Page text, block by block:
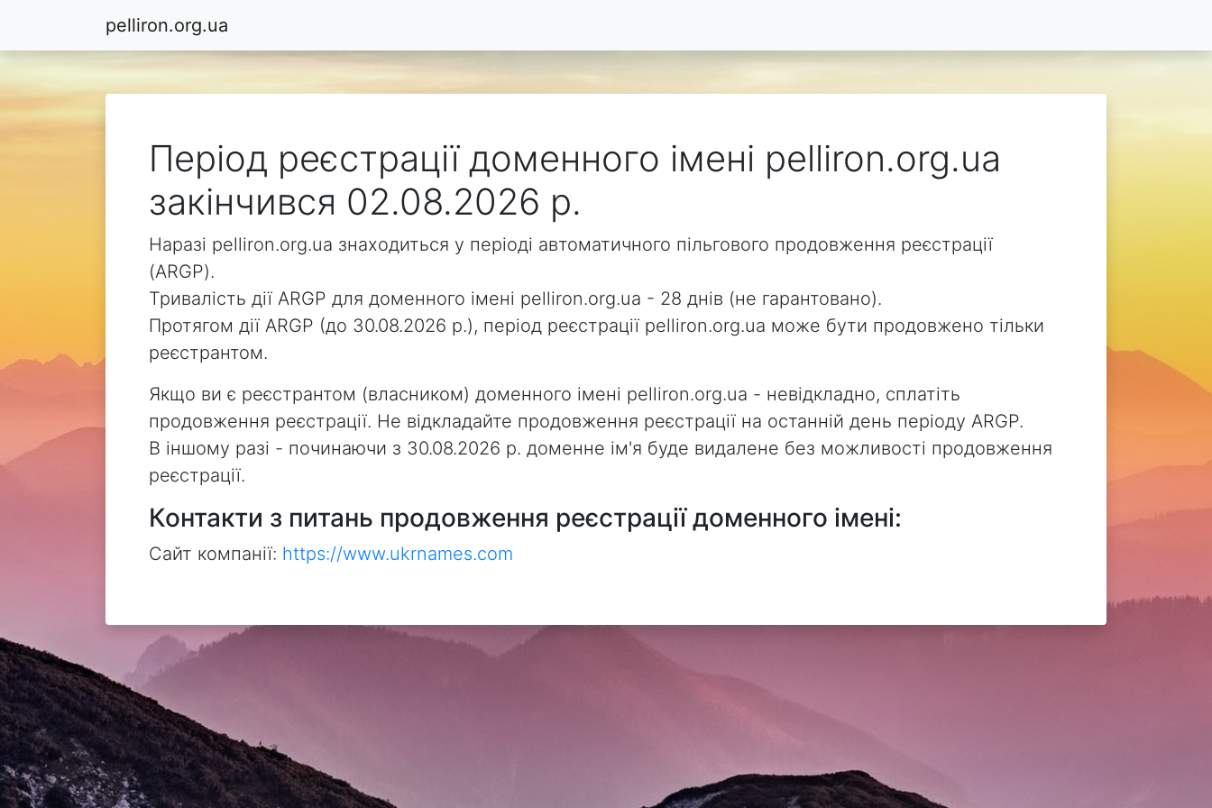
pelliron.org.ua
Період реєстрації доменного імені pelliron.org.ua
закінчився 02.08.2026 р.
Наразі pelliron.org.ua знаходиться у періоді автоматичного пільгового продовження реєстрації
(ARGP).
Тривалість дії ARGP для доменного імені pelliron.org.ua - 28 днів (не гарантовано).
Протягом дії ARGP (до 30.08.2026 р.), період реєстрації pelliron.org.ua може бути продовжено тільки
реєстрантом.
Якщо ви є реєстрантом (власником) доменного імені pelliron.org.ua - невідкладно, сплатіть
продовження реєстрації. Не відкладайте продовження реєстрації на останній день періоду ARGP.
В іншому разі - починаючи з 30.08.2026 р. доменне ім'я буде видалене без можливості продовження
реєстрації.
Контакти з питань продовження реєстрації доменного імені:
Сайт компанії: https://www.ukrnames.com